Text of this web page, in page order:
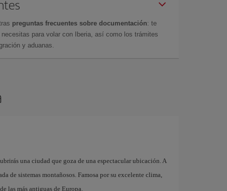
preguntas frecuentes sobre documentación: te
para volar con Iberia, así como los trámites
y aduanas.
una ciudad que goza de una espectacular ubicación. A
de sistemas montañosos. Famosa por su excelente clima,
las más antiguas de Europa.